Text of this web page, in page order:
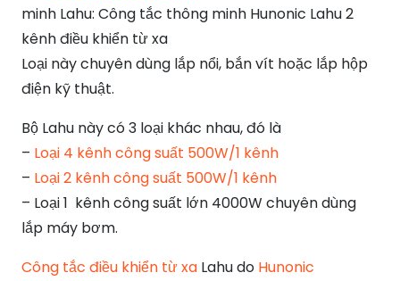
minh Lahu: Công tắc thông minh Hunonic Lahu 2
kênh điều khiển từ xa
Loại này chuyên dùng lắp nổi, bắn vít hoặc lắp hộp
điện kỹ thuật.
Bộ Lahu này có 3 loại khác nhau, đó là
– Loại 4 kênh công suất 500W/1 kênh
– Loại 2 kênh công suất 500W/1 kênh
– Loại 1 kênh công suất lớn 4000W chuyên dùng
lắp máy bơm.
Công tắc điều khiển từ xa Lahu do Hunonic